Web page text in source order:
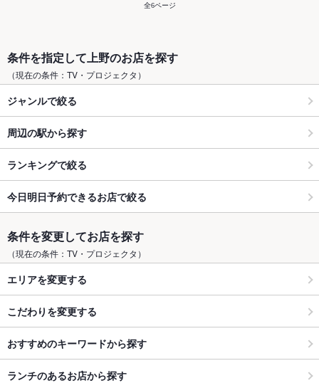
全6ページ
条件を指定して上野のお店を探す
（現在の条件：TV・プロジェクタ）
ジャンルで絞る
周辺の駅から探す
ランキングで絞る
今日明日予約できるお店で絞る
条件を変更してお店を探す
（現在の条件：TV・プロジェクタ）
エリアを変更する
こだわりを変更する
おすすめのキーワードから探す
ランチのあるお店から探す